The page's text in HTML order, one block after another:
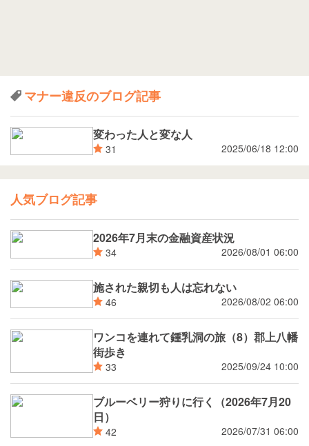
マナー違反のブログ記事
変わった人と変な人
31 2025/06/18 12:00
人気ブログ記事
2026年7月末の金融資産状況
34 2026/08/01 06:00
施された親切も人は忘れない
46 2026/08/02 06:00
ワンコを連れて鍾乳洞の旅（8）郡上八幡
街歩き
33 2025/09/24 10:00
ブルーベリー狩りに行く（2026年7月20
日）
42 2026/07/31 06:00